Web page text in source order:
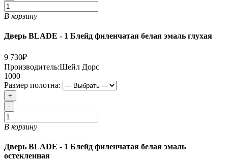
В корзину
Дверь BLADE - 1 Блейд филенчатая белая эмаль глухая
9 730₽
Производитель:Шейл Дорс
1000
Размер полотна:
+
-
В корзину
Дверь BLADE - 1 Блейд филенчатая белая эмаль
остекленная